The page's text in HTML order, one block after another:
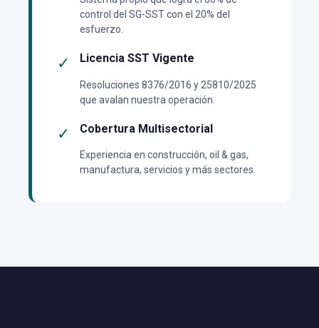
control del SG-SST con el 20% del
esfuerzo.
✓ Licencia SST Vigente
Resoluciones 8376/2016 y 25810/2025
que avalan nuestra operación.
✓ Cobertura Multisectorial
Experiencia en construcción, oil & gas,
manufactura, servicios y más sectores.